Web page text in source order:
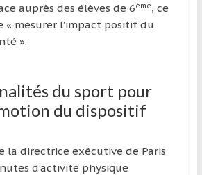
auprès des élèves de 6ème, ce
mesurer l’impact positif du
».
du sport pour
du dispositif
la directrice exécutive de Paris
d’activité physique